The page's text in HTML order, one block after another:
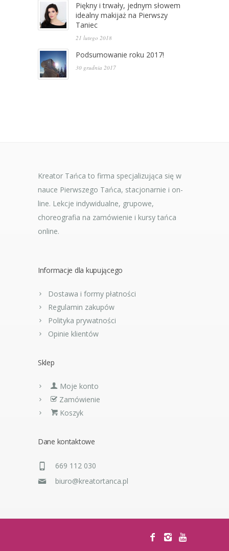
Piękny i trwały, jednym słowem
idealny makijaż na Pierwszy
Taniec
21 lutego 2018
Podsumowanie roku 2017!
30 grudnia 2017
Kreator Tańca to firma specjalizująca się w
nauce Pierwszego Tańca, stacjonarnie i on-
line. Lekcje indywidualne, grupowe,
choreografia na zamówienie i kursy tańca
online.
Informacje dla kupującego
Dostawa i formy płatności
Regulamin zakupów
Polityka prywatności
Opinie klientów
Sklep
Moje konto
Zamówienie
Koszyk
Dane kontaktowe
669 112 030
biuro@kreatortanca.pl